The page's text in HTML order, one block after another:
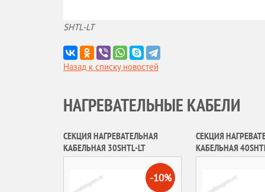
SHTL-LT
Назад к списку новостей
НАГРЕВАТЕЛЬНЫЕ КАБЕЛИ
СЕКЦИЯ НАГРЕВАТЕЛЬНАЯ
КАБЕЛЬНАЯ 30SHTL-LT
-10%
СЕКЦИЯ
КАБЕЛЬНАЯ